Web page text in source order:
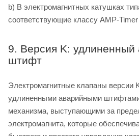
b) В электромагнитных катушках
соответствующие классу AMP-
9. Версия K: удлиненный
штифт
Электромагнитные клапаны версии
удлиненными аварийными
механизма, выступающими за
электромагнита, которые